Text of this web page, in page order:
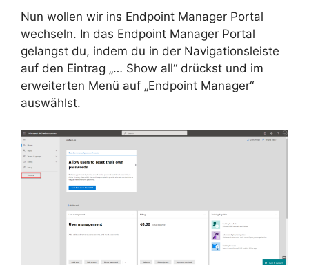
Nun wollen wir ins Endpoint Manager Portal
wechseln. In das Endpoint Manager Portal
gelangst du, indem du in der Navigationsleiste
auf den Eintrag „… Show all“ drückst und im
erweiterten Menü auf „Endpoint Manager“
auswählst.